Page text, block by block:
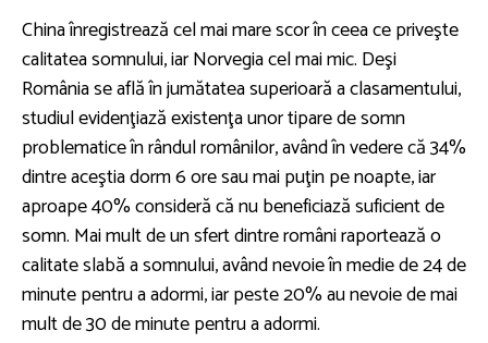
China înregistrează cel mai mare scor în ceea ce priveşte
calitatea somnului, iar Norvegia cel mai mic. Deşi
România se află în jumătatea superioară a clasamentului,
studiul evidenţiază existenţa unor tipare de somn
problematice în rândul românilor, având în vedere că 34%
dintre aceştia dorm 6 ore sau mai puţin pe noapte, iar
aproape 40% consideră că nu beneficiază suficient de
somn. Mai mult de un sfert dintre români raportează o
calitate slabă a somnului, având nevoie în medie de 24 de
minute pentru a adormi, iar peste 20% au nevoie de mai
mult de 30 de minute pentru a adormi.